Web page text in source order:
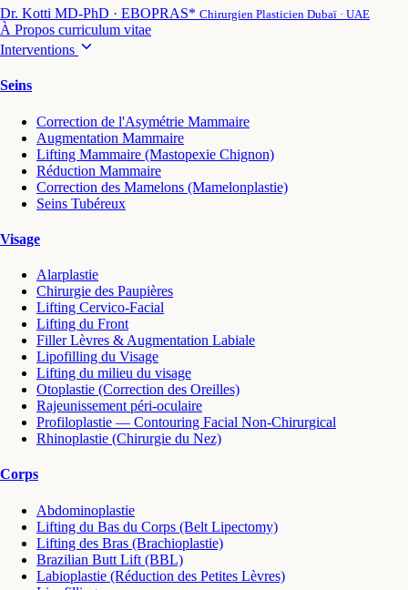
Dr. Kotti MD-PhD · EBOPRAS* Chirurgien Plasticien Dubaï · UAE
À Propos curriculum vitae
Interventions
Seins
Correction de l'Asymétrie Mammaire
Augmentation Mammaire
Lifting Mammaire (Mastopexie Chignon)
Réduction Mammaire
Correction des Mamelons (Mamelonplastie)
Seins Tubéreux
Visage
Alarplastie
Chirurgie des Paupières
Lifting Cervico-Facial
Lifting du Front
Filler Lèvres & Augmentation Labiale
Lipofilling du Visage
Lifting du milieu du visage
Otoplastie (Correction des Oreilles)
Rajeunissement péri-oculaire
Profiloplastie — Contouring Facial Non-Chirurgical
Rhinoplastie (Chirurgie du Nez)
Corps
Abdominoplastie
Lifting du Bas du Corps (Belt Lipectomy)
Lifting des Bras (Brachioplastie)
Brazilian Butt Lift (BBL)
Labioplastie (Réduction des Petites Lèvres)